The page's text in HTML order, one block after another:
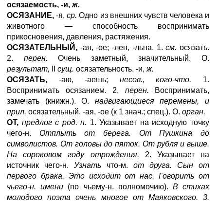
осязаемость, -и, ж.
ОСЯЗАНИЕ, -я,ср. Одно из внешних чувств человека и
животного — способность воспринимать
прикосновения, давления, растяжения.
ОСЯЗАТЕЛЬНЫЙ, -ая, -ое; -лен, -льна. 1.см. осязать.
2. перен. Очень заметный, значительный. О.
результат,
сущ. осязательность, -и, ж.
ОСЯЗАТЬ, -аю, -аешь; несов., кого-что. 1.
Воспринимать осязанием. 2. перен. Воспринимать,
замечать (книжн.). О. надвигающиеся перемены, и
прил. осязательный, -ая, -ое (к 1 знач.; спец.). О. орган.
ОТ, предлог с род. п. 1. Указывает на исходную точку
чего-н. Отплыть от берега. От Пушкина до
символистов. От головы до пяток. От рубля и выше.
На сороковом году отрождения. 2. Указывает на
источник чего-н. Узнать что-м. от друга. Сын от
первого брака. Это исходит от нас. Говорить от
чьего-н. имени (по чьему-н. полномочию). В стихах
молодого поэта очень многое от Маяковского. 3.